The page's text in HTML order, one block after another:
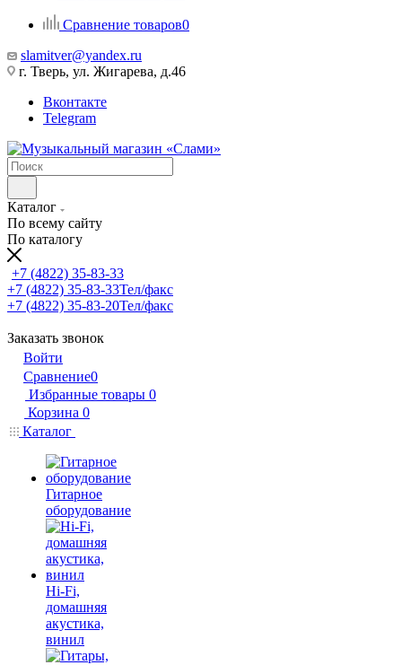
Сравнение товаров0
slamitver@yandex.ru
г. Тверь, ул. Жигарева, д.46
Вконтакте
Telegram
Каталог
По всему сайту
По каталогу
+7 (4822) 35-83-33
+7 (4822) 35-83-33Тел/факс
+7 (4822) 35-83-20Тел/факс
Заказать звонок
Войти
Сравнение0
Избранные товары 0
Корзина 0
Каталог
Гитарное
оборудование
Hi-Fi,
домашняя
акустика,
винил